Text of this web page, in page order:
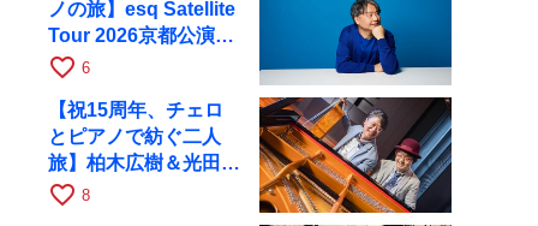
ノの旅】esq Satellite
Tour 2026京都公演を
10月に開催
favorite_border 6
【祝15周年、チェロ
とピアノで紡ぐ二人
旅】柏木広樹＆光田健
一が11月12日に京都
favorite_border 8